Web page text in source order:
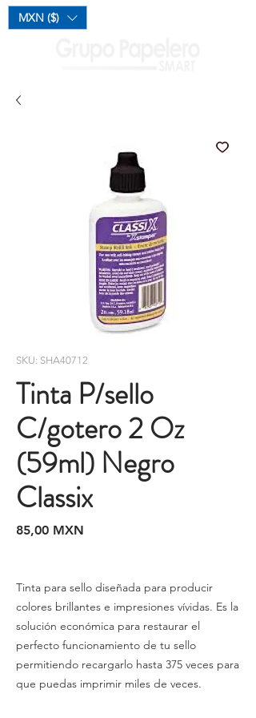
MXN ($)
SKU: SHA40712
Tinta P/sello
C/gotero 2 Oz
(59ml) Negro
Classix
85,00 MXN
Tinta para sello diseñada para producir
colores brillantes e impresiones vívidas. Es la
solución económica para restaurar el
perfecto funcionamiento de tu sello
permitiendo recargarlo hasta 375 veces para
que puedas imprimir miles de veces.